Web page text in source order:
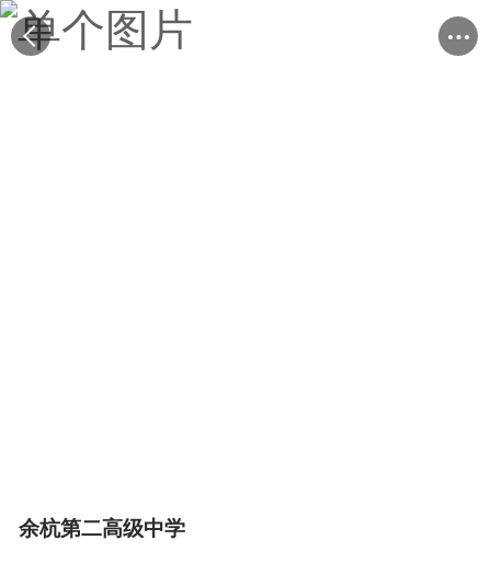
余杭第二高级中学